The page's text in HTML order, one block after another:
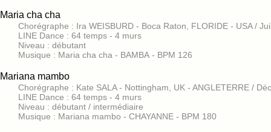
Maria cha cha
Chorégraphe : Ira WEISBURD - Boca Raton, FLORIDE - USA /
LINE Dance : 64 temps - 4 murs
Niveau : débutant
Musique : Maria cha cha - BAMBA - BPM 126
Mariana mambo
Chorégraphe : Kate SALA - Nottingham, UK - ANGLETERRE /
LINE Dance : 64 temps - 4 murs
Niveau : débutant / intermédiaire
Musique : Mariana mambo - CHAYANNE - BPM 180